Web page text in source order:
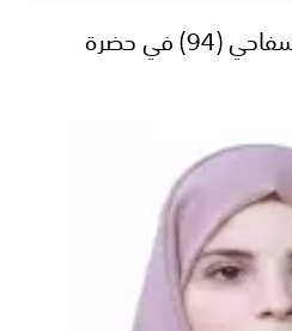
مع نيابة الاستئناف
مستوى التنسيق
القانون
رئيس المجلس المحلي،
مع رئيس نيابة استئناف
مواعظ الهاربين.. وسفاحي (94) في حضرة